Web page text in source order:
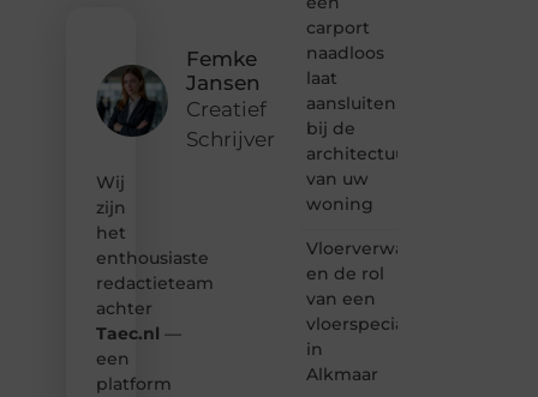
Femke
Jansen
Creatief
Schrijver
Wij
zijn
het
enthousiaste
redactieteam
achter
Taec.nl —
een
platform
carport
naadloos
laat
aansluiten
bij de
architectuur
van uw
woning
Vloerverwarming
en de rol
van een
vloerspecialist
in
Alkmaar